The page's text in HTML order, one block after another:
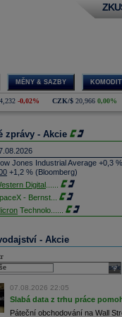
MĚNY & SAZBY
-0,02% CZK/$ 20,966 0,00%
zprávy - Akcie
Jones Industrial Average +0,3
+1,2 % (Bloomberg)
Digital
- Bernst
Technolo
obchodů s akciemi na
za poslední rok je 0,665
výroby balistických střel
dobu potrvá. Agentuře
Papperger. Společná výroba
arzenál Spojeným státům,
- Akcie
07.08.2026 22:05
Slabá data z trhu práce
Páteční obchodování na Wall